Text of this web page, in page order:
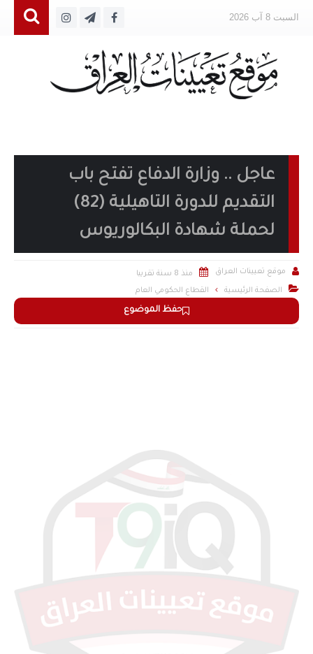
السبت 8 آب 2026
عاجل .. وزارة الدفاع تفتح باب
التقديم للدورة التاهيلية (82)
لحملة شهادة البكالوريوس
حفظ الموضوع
 موقع تعيينات العراق  منذ 8 سنة تقريبا
 الصفحة الرئيسية القطاع الحكومي العام